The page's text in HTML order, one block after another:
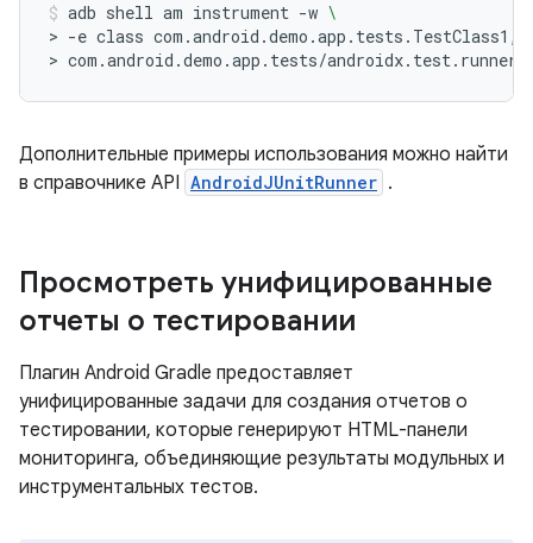
adb shell am instrument -w \
> -e class
> com.android.demo.app.tests/
Дополнительные примеры использования можно найти
в справочнике API AndroidJUnitRunner .
Просмотреть унифицированные
отчеты о тестировании
Плагин Android Gradle предоставляет
унифицированные задачи для создания отчетов о
тестировании, которые генерируют HTML-панели
мониторинга, объединяющие результаты модульных и
инструментальных тестов.